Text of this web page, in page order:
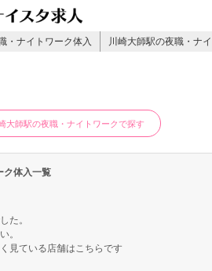
・ナイトワーク体入 川崎大師駅の夜職・ナ
大師駅の夜職・ナイトワークで探す
ク体入一覧
た。
。
見ている店舗はこちらです